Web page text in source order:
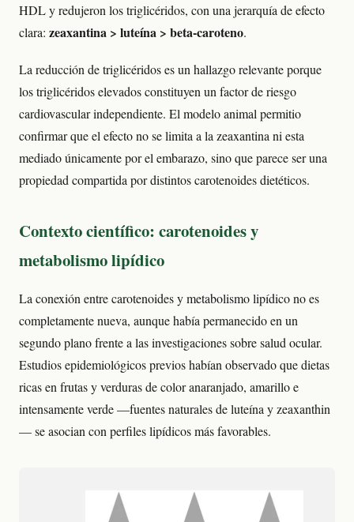
HDL y redujeron los triglicéridos, con una jerarquía de efecto
clara: zeaxantina > luteína > beta-caroteno.
La reducción de triglicéridos es un hallazgo relevante porque
los triglicéridos elevados constituyen un factor de riesgo
cardiovascular independiente. El modelo animal permitio
confirmar que el efecto no se limita a la zeaxantina ni esta
mediado únicamente por el embarazo, sino que parece ser una
propiedad compartida por distintos carotenoides dietéticos.
Contexto científico: carotenoides y
metabolismo lipídico
La conexión entre carotenoides y metabolismo lipídico no es
completamente nueva, aunque había permanecido en un
segundo plano frente a las investigaciones sobre salud ocular.
Estudios epidemiológicos previos habían observado que dietas
ricas en frutas y verduras de color anaranjado, amarillo e
intensamente verde —fuentes naturales de luteína y zeaxanthin
— se asocian con perfiles lipídicos más favorables.